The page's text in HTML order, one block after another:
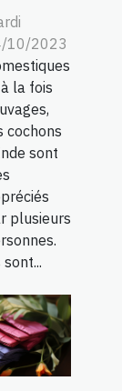
10/2023
la fois
cochons
sont
plusieurs